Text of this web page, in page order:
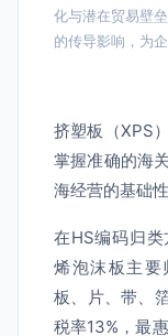
化与潜在贸易壁
的传导影响，为
挤塑板（XPS
掌握准确的海
海经营的基础性
在HS编码归
烯泡沫板主要
板、片、带、
税率13%，最